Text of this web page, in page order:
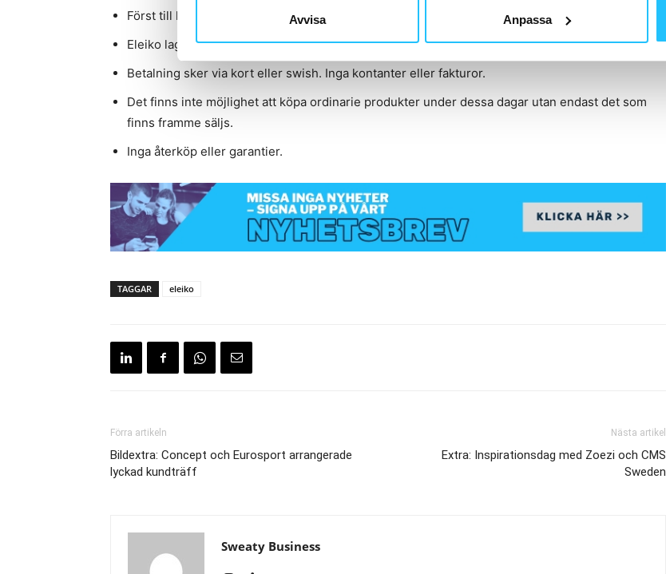
Avvisa Anpassa
Först till kvarn, Eleiko lägger inte undan några varor i förväg.
Eleiko lagerhåller ingenting, varor plockas direkt på plats och allt som köps tas med hem direkt.
Betalning sker via kort eller swish. Inga kontanter eller fakturor.
Det finns inte möjlighet att köpa ordinarie produkter under dessa dagar utan endast det som
finns framme säljs.
Inga återköp eller garantier.
TAGGAR eleiko
Förra artikeln
Bildextra: Concept och Eurosport arrangerade
lyckad kundträff
Nästa artikel
Extra: Inspirationsdag med Zoezi och CMS
Sweden
Sweaty Business